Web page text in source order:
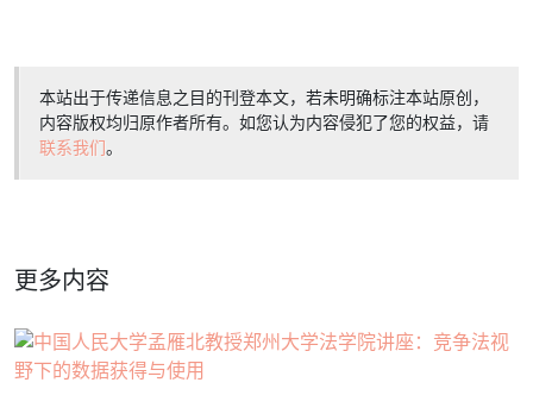
本站出于传递信息之目的刊登本文，若未明确标注本站原创，
内容版权均归原作者所有。如您认为内容侵犯了您的权益，请
联系我们。
更多内容